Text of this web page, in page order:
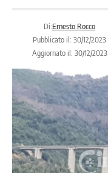
Di:Ernesto Rocco
Pubblicato il: 30/12/2023
Aggiornato il: 30/12/2023